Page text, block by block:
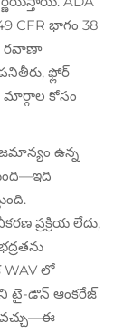
భాగం 38
రవాణా
ఫ్లోర్
మార్గాల కోసం
ఉన్న
ప్రక్రియ లేదు,
WAV లో
టై-డౌన్ ఆంకరేజ్